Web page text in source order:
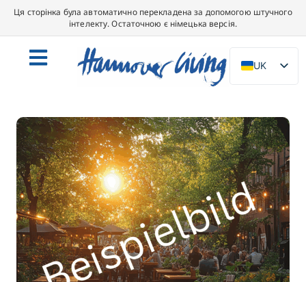
Ця сторінка була автоматично перекладена за допомогою штучного
інтелекту. Остаточною є німецька версія.
UK
DE
NL
PL
ES
IT
DA
SV
FR